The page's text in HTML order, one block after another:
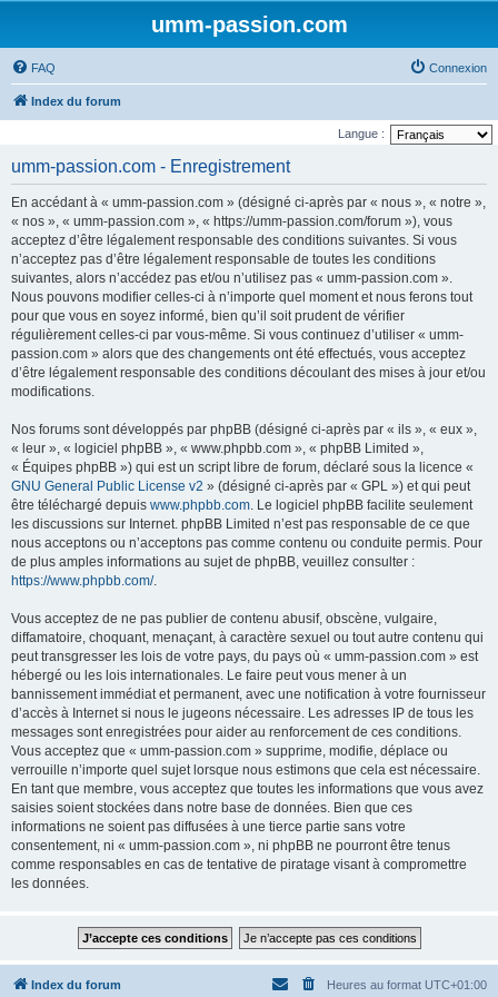
umm-passion.com
FAQ Connexion
Index du forum
Langue :
umm-passion.com - Enregistrement
En accédant à « umm-passion.com » (désigné ci-après par « nous », « notre »,
« nos », « umm-passion.com », « https://umm-passion.com/forum »), vous
acceptez d’être légalement responsable des conditions suivantes. Si vous
n’acceptez pas d’être légalement responsable de toutes les conditions
suivantes, alors n’accédez pas et/ou n’utilisez pas « umm-passion.com ».
Nous pouvons modifier celles-ci à n’importe quel moment et nous ferons tout
pour que vous en soyez informé, bien qu’il soit prudent de vérifier
régulièrement celles-ci par vous-même. Si vous continuez d’utiliser « umm-
passion.com » alors que des changements ont été effectués, vous acceptez
d’être légalement responsable des conditions découlant des mises à jour et/ou
modifications.
Nos forums sont développés par phpBB (désigné ci-après par « ils », « eux »,
« leur », « logiciel phpBB », « www.phpbb.com », « phpBB Limited »,
« Équipes phpBB ») qui est un script libre de forum, déclaré sous la licence «
GNU General Public License v2 » (désigné ci-après par « GPL ») et qui peut
être téléchargé depuis www.phpbb.com. Le logiciel phpBB facilite seulement
les discussions sur Internet. phpBB Limited n’est pas responsable de ce que
nous acceptons ou n’acceptons pas comme contenu ou conduite permis. Pour
de plus amples informations au sujet de phpBB, veuillez consulter :
https://www.phpbb.com/.
Vous acceptez de ne pas publier de contenu abusif, obscène, vulgaire,
diffamatoire, choquant, menaçant, à caractère sexuel ou tout autre contenu qui
peut transgresser les lois de votre pays, du pays où « umm-passion.com » est
hébergé ou les lois internationales. Le faire peut vous mener à un
bannissement immédiat et permanent, avec une notification à votre fournisseur
d’accès à Internet si nous le jugeons nécessaire. Les adresses IP de tous les
messages sont enregistrées pour aider au renforcement de ces conditions.
Vous acceptez que « umm-passion.com » supprime, modifie, déplace ou
verrouille n’importe quel sujet lorsque nous estimons que cela est nécessaire.
En tant que membre, vous acceptez que toutes les informations que vous avez
saisies soient stockées dans notre base de données. Bien que ces
informations ne soient pas diffusées à une tierce partie sans votre
consentement, ni « umm-passion.com », ni phpBB ne pourront être tenus
comme responsables en cas de tentative de piratage visant à compromettre
les données.
Index du forum Heures au format UTC+01:00